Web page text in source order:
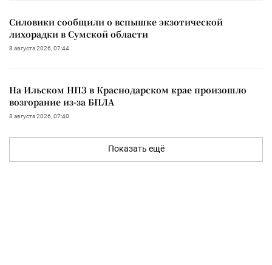
Силовики сообщили о вспышке экзотической
лихорадки в Сумской области
8 августа 2026, 07:44
На Ильском НПЗ в Краснодарском крае произошло
возгорание из-за БПЛА
8 августа 2026, 07:40
Показать ещё